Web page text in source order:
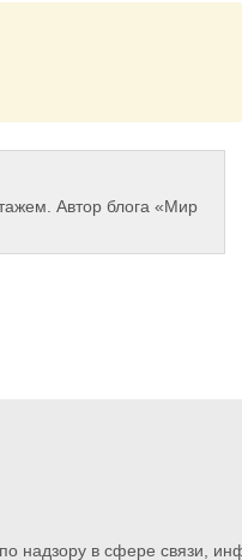
Автор блога «Мир
надзору в сфере связи,